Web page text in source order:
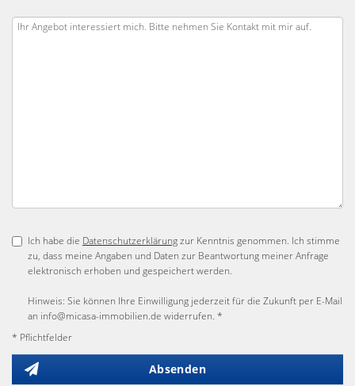
Ich habe die Datenschutzerklärungzur Kenntnis genommen. Ich stimme
zu, dass meine Angaben und Daten zur Beantwortung meiner Anfrage
elektronisch erhoben und gespeichert werden.
Hinweis: Sie können Ihre Einwilligung jederzeit für die Zukunft per E-Mail
an info@micasa-immobilien.de widerrufen. *
* Pflichtfelder
Absenden